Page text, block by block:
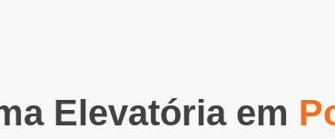
Elevatória em